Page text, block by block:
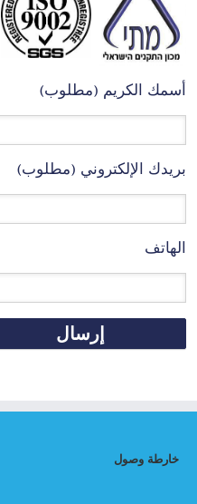
أسمك الكريم (مطلوب)
بريدك الإلكتروني (مطلوب)
الهاتف
خارطة وصول